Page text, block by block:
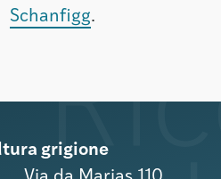
Schanfigg.
grigione